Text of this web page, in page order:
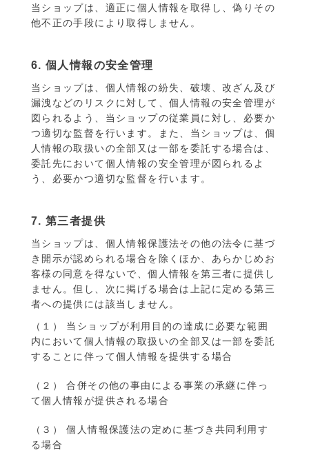
当ショップは、適正に個人情報を取得し、偽りその
他不正の手段により取得しません。
6. 個人情報の安全管理
当ショップは、個人情報の紛失、破壊、改ざん及び
漏洩などのリスクに対して、個人情報の安全管理が
図られるよう、当ショップの従業員に対し、必要か
つ適切な監督を行います。また、当ショップは、個
人情報の取扱いの全部又は一部を委託する場合は、
委託先において個人情報の安全管理が図られるよ
う、必要かつ適切な監督を行います。
7. 第三者提供
当ショップは、個人情報保護法その他の法令に基づ
き開示が認められる場合を除くほか、あらかじめお
客様の同意を得ないで、個人情報を第三者に提供し
ません。但し、次に掲げる場合は上記に定める第三
者への提供には該当しません。
（１） 当ショップが利用目的の達成に必要な範囲
内において個人情報の取扱いの全部又は一部を委託
することに伴って個人情報を提供する場合
（２） 合併その他の事由による事業の承継に伴っ
て個人情報が提供される場合
（３） 個人情報保護法の定めに基づき共同利用す
る場合